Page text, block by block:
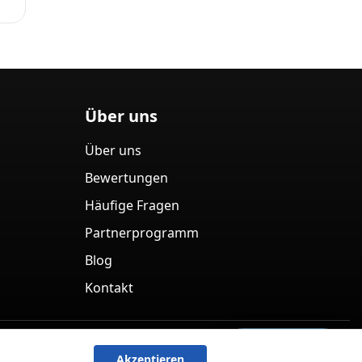
Über uns
Über uns
Bewertungen
Häufige Fragen
Partnerprogramm
Blog
Kontakt
AGB Widerrufsbelehrung & Stornobedingungen